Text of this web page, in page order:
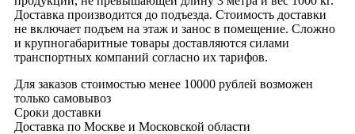
Доставка производится до подъезда. Стоимость доставки
не включает подъем на этаж и занос в помещение. Сложно
и крупногабаритные товары доставляются силами
транспортных компаний согласно их тарифов.
Для заказов стоимостью менее 10000 рублей возможен
только самовывоз
Сроки доставки
Доставка по Москве и Московской области